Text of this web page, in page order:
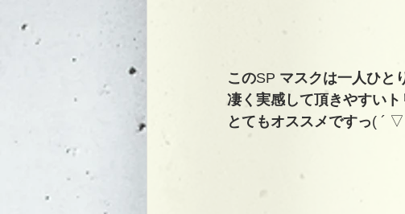
このSP マスクは一人ひと
凄く実感して頂きやすい
とてもオススメですっ( ´